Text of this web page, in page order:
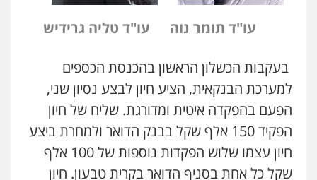
עו"ד תומר נוה עו"ד טליה גרידיש
בעקבות הכשלון הראשון בהכנסת הכספים
למערכת הבנקאית, הציע חיון לבצע נסיון שני,
הפעם בהפקדה איטית ומדורגת. שליח של חיון
הפקיד150 אלף שקל בבנק הדואר ולמחרת ביצע
חיון עצמו שלוש הפקדות נוספות של100 אלף
שקל כל אחת בסניף הדואר בקרית טבעון. חיון